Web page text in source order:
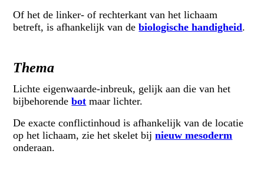
Of het de linker- of rechterkant van het lichaam
betreft, is afhankelijk van debiologische handigheid.
Thema
Lichte eigenwaarde-inbreuk, gelijk aan die van het
bijbehorendebot maar lichter.
De exacte conflictinhoud is afhankelijk van de locatie
op het lichaam, zie het skelet bijnieuw mesoderm
onderaan.